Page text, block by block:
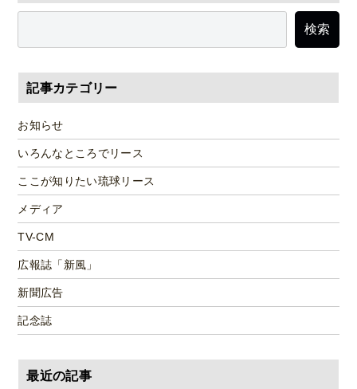
検索
記事カテゴリー
お知らせ
いろんなところでリース
ここが知りたい琉球リース
メディア
TV-CM
広報誌「新風」
新聞広告
記念誌
最近の記事